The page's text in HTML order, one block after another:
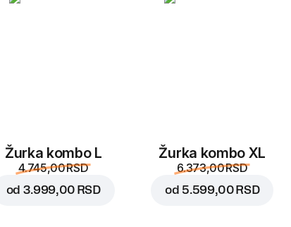
Žurka kombo L
4.745,00 RSD
od 3.999,00 RSD
Žurka kombo XL
6.373,00 RSD
od 5.599,00 RSD